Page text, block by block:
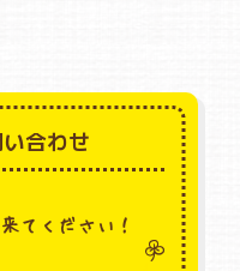
合わせ
てください！